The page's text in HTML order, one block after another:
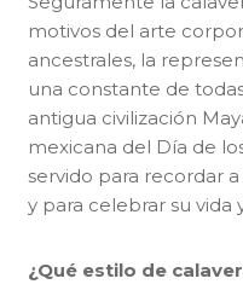
motivos del arte
ancestrales, la
una constante de
antigua civilización
mexicana del Día de
servido para recordar
y para celebrar su vida
¿Qué estilo de